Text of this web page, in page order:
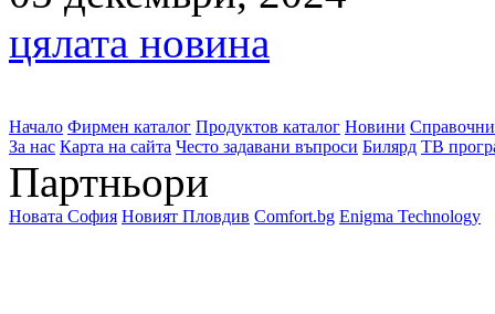
цялата новина
Начало Фирмен каталог Продуктов каталог Новини
За нас Карта на сайта Често задавани въпроси Билярд ТВ
Партньори
Новата София Новият Пловдив Comfort.bg Enigma Technology